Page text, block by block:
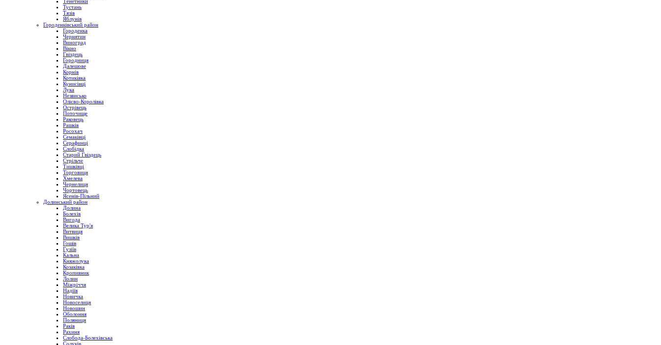
Тенетники
Тустань
Тязів
Яблунів
Городенківський район
Городенка
Чернятин
Виноград
Вікно
Гвіздець
Городниця
Далешове
Корнів
Котиківка
Кунисівці
Лука
Незвисько
Олієво-Королівка
Острівець
Поточище
Раковець
Рашків
Росохач
Семаківці
Серафинці
Слобідка
Старий Гвіздець
Стрільче
Тишківці
Торговиця
Хмелева
Чернелиця
Чортовець
Ясенів-Пільний
Долинський район
Долина
Болехів
Вигода
Велика Тур'я
Витвиця
Вишків
Гошів
Гузіїв
Кальна
Княжолука
Козаківка
Кропивник
Лолин
Міжріччя
Надіїв
Новичка
Новоселиця
Новошин
Оболоння
Поляниця
Раків
Рахиня
Слобода-Болехівська
Солуків